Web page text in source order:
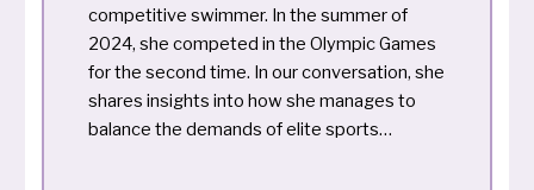
competitive swimmer. In the summer of
2024, she competed in the Olympic Games
for the second time. In our conversation, she
shares insights into how she manages to
balance the demands of elite sports…